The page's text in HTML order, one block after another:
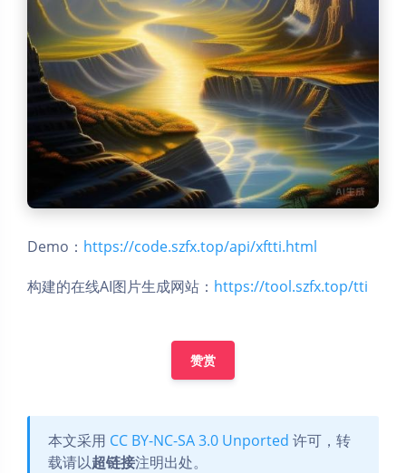
Demo： https://code.szfx.top/api/xftti.html
构建的在线AI图片生成网站： https://tool.szfx.top/tti
赞赏
本文采用 CC BY-NC-SA 3.0 Unported 许可，转
载请以超链接注明出处。